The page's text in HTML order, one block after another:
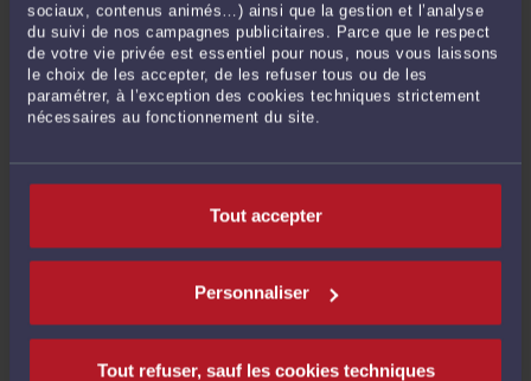
sociaux, contenus animés…) ainsi que la gestion et l’analyse
du suivi de nos campagnes publicitaires. Parce que le respect
de votre vie privée est essentiel pour nous, nous vous laissons
le choix de les accepter, de les refuser tous ou de les
paramétrer, à l’exception des cookies techniques strictement
nécessaires au fonctionnement du site.
Tout accepter
Personnaliser
Tout refuser, sauf les cookies techniques
UN CLIENT M'ÉCRIT. UN AVIS GOOGLE. CINQ ÉTOILES.
ParEric ROCHEBLAVEle 22/06/2026
avocat. Très professionnel, réactif et efficace dans son travail. Il a su répondre à
toutes mes questions avec sérieux et rapidité. Son expertise et son engagement
inspirent confiance. Merci pour votre accompagnement et ...